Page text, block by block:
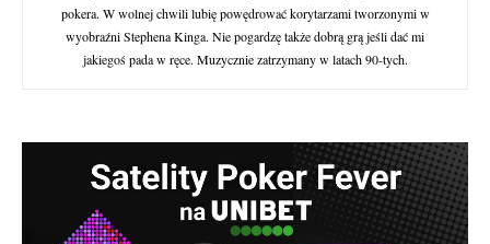
pokera. W wolnej chwili lubię powędrować korytarzami tworzonymi w
wyobraźni Stephena Kinga. Nie pogardzę także dobrą grą jeśli dać mi
jakiegoś pada w ręce. Muzycznie zatrzymany w latach 90-tych.